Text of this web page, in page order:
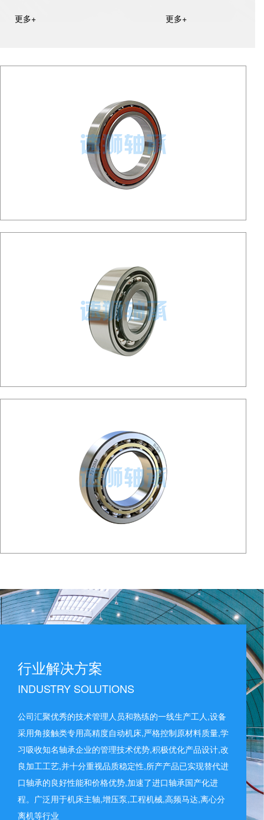
更多+ 更多+
行业解决方案
INDUSTRY SOLUTIONS
公司汇聚优秀的技术管理人员和熟练的一线生产工人,设备
采用角接触类专用高精度自动机床,严格控制原材料质量,学
习吸收知名轴承企业的管理技术优势,积极优化产品设计,改
良加工工艺,并十分重视品质稳定性,所产产品已实现替代进
口轴承的良好性能和价格优势,加速了进口轴承国产化进
程。广泛用于机床主轴,增压泵,工程机械,高频马达,离心分
离机等行业